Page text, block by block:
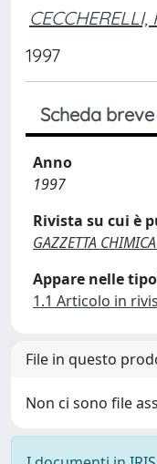
1997
Scheda breve
Anno
1997
Rivista su cui è
GAZZETTA
Appare nelle
1.1 Articolo in
File in questo
Non ci sono file